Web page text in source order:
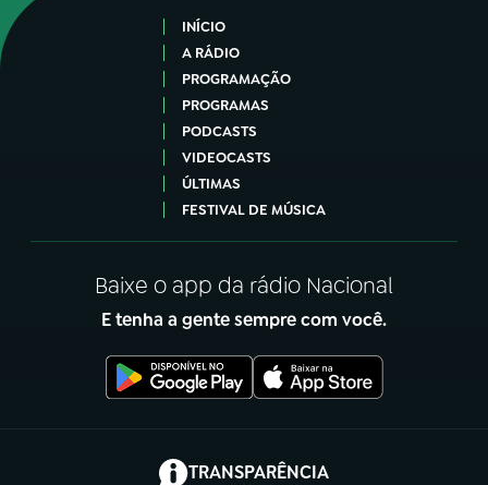
INÍCIO
A RÁDIO
PROGRAMAÇÃO
PROGRAMAS
PODCASTS
VIDEOCASTS
ÚLTIMAS
FESTIVAL DE MÚSICA
Baixe o app da rádio Nacional
E tenha a gente sempre com você.
TRANSPARÊNCIA
(abre em nova aba)